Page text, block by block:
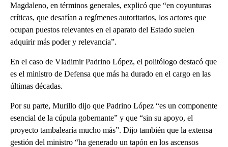
Magdaleno, en términos generales, explicó que “en coyunturas
críticas, que desafían a regímenes autoritarios, los actores que
ocupan puestos relevantes en el aparato del Estado suelen
adquirir más poder y relevancia”.
En el caso de Vladimir Padrino López, el politólogo destacó que
es el ministro de Defensa que más ha durado en el cargo en las
últimas décadas.
Por su parte, Murillo dijo que Padrino López “es un componente
esencial de la cúpula gobernante” y que “sin su apoyo, el
proyecto tambalearía mucho más”. Dijo también que la extensa
gestión del ministro “ha generado un tapón en los ascensos